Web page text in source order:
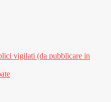
vigilati (da pubblicare in